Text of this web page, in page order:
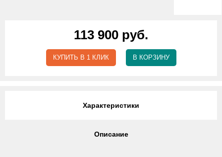
113 900 руб.
КУПИТЬ В 1 КЛИК В КОРЗИНУ
Характеристики
Описание